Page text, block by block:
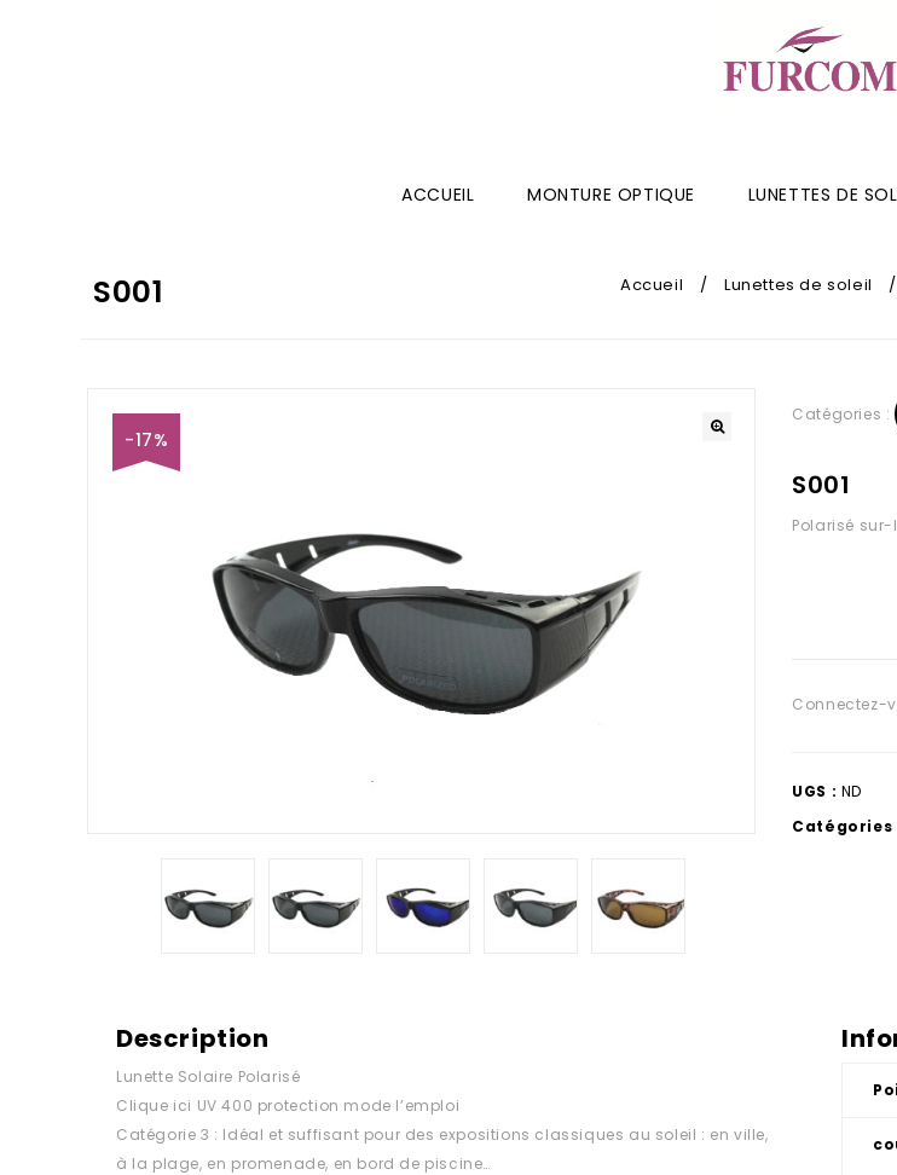
ACCUEIL MONTURE OPTIQUE LUNETTES DE
S001 Accueil / Lunettes de soleil /
-17%
Catégories :
S001
Polarisé
Connectez-
UGS : ND
Catégories
Description
Lunette Solaire Polarisé
Clique ici UV 400 protection mode l’emploi
Catégorie 3 : Idéal et suffisant pour des expositions classiques au soleil : en ville,
à la plage, en promenade, en bord de piscine…